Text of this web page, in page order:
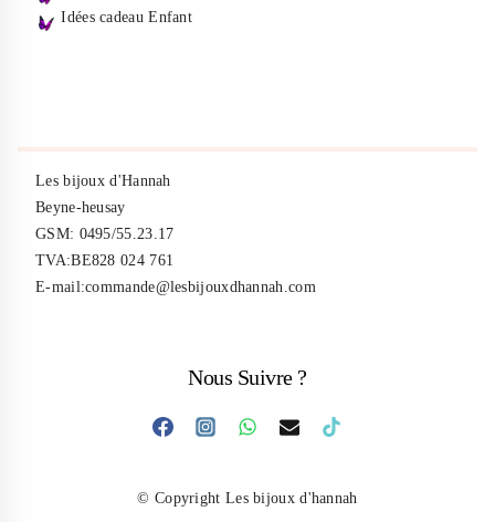
Idées cadeau Enfant
Les bijoux d'Hannah
Beyne-heusay
GSM: 0495/55.23.17
TVA:BE828 024 761
E-mail:commande@lesbijouxdhannah.com
Nous Suivre ?
© Copyright Les bijoux d'hannah